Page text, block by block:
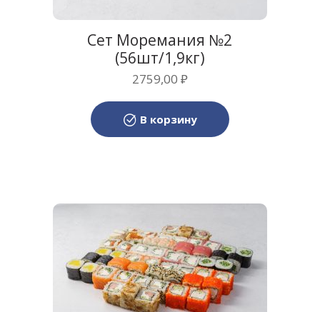
Сет Моремания №2
(56шт/1,9кг)
2759,00 ₽
В корзину